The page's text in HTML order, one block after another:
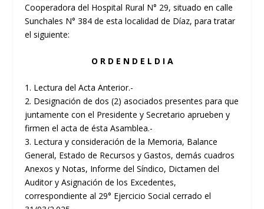
Cooperadora del Hospital Rural N° 29, situado en calle
Sunchales N° 384 de esta localidad de Díaz, para tratar
el siguiente:
O R D E N D E L D I A
1. Lectura del Acta Anterior.-
2. Designación de dos (2) asociados presentes para que
juntamente con el Presidente y Secretario aprueben y
firmen el acta de ésta Asamblea.-
3. Lectura y consideración de la Memoria, Balance
General, Estado de Recursos y Gastos, demás cuadros
Anexos y Notas, Informe del Síndico, Dictamen del
Auditor y Asignación de los Excedentes,
correspondiente al 29° Ejercicio Social cerrado el